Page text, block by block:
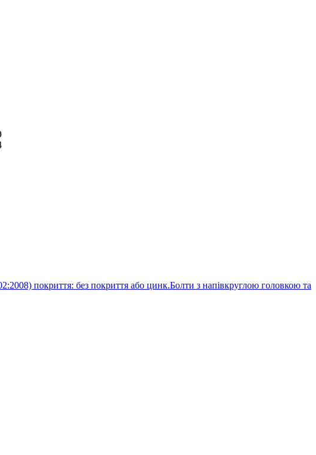
Болти з напівкруглою головкою та